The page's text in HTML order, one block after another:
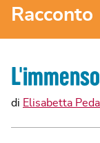
Racconto
di Elisabetta